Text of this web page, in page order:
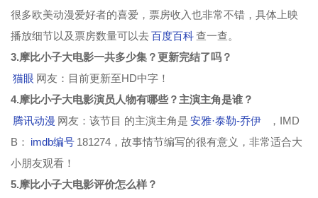
很多欧美动漫爱好者的喜爱，票房收入也非常不错，具体上映
播放细节以及票房数量可以去百度百科查一查。
3.摩比小子大电影一共多少集？更新完结了吗？
猫眼 网友：目前更新至HD中字！
4.摩比小子大电影演员人物有哪些？主演主角是谁？
腾讯动漫 网友：该节目 的主演主角是 安雅·泰勒-乔伊
，IMD
B： imdb编号 181274，故事情节编写的很有意义，非常适合大
小朋友观看！
5.摩比小子大电影评价怎么样？